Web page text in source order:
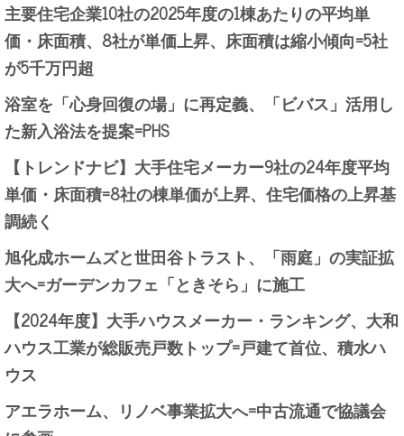
主要住宅企業10社の2025年度の1棟あたりの平均単
価・床面積、8社が単価上昇、床面積は縮小傾向=5社
が5千万円超
浴室を「心身回復の場」に再定義、「ビバス」活用し
た新入浴法を提案=PHS
【トレンドナビ】大手住宅メーカー9社の24年度平均
単価・床面積=8社の棟単価が上昇、住宅価格の上昇基
調続く
旭化成ホームズと世田谷トラスト、「雨庭」の実証拡
大へ=ガーデンカフェ「ときそら」に施工
【2024年度】大手ハウスメーカー・ランキング、大和
ハウス工業が総販売戸数トップ=戸建て首位、積水ハ
ウス
アエラホーム、リノベ事業拡大へ=中古流通で協議会